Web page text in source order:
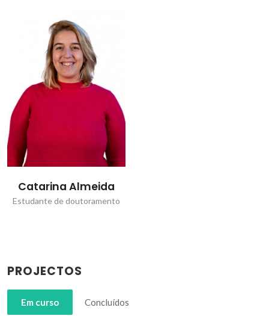
Catarina Almeida
Estudante de doutoramento
PROJECTOS
Em curso Concluídos